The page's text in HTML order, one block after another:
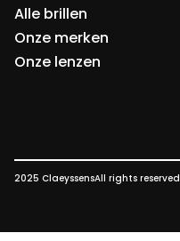
Alle brillen
Onze merken
Onze lenzen
2025 ClaeyssensAll rights reserved